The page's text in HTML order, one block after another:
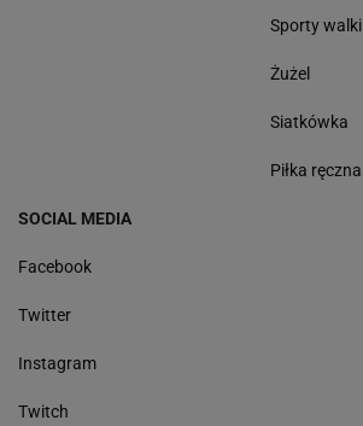
Sporty walki
Żużel
Siatkówka
Piłka ręczna
SOCIAL MEDIA
Facebook
Twitter
Instagram
Twitch